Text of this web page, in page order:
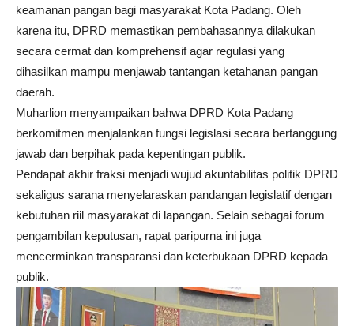
keamanan pangan bagi masyarakat Kota Padang. Oleh
karena itu, DPRD memastikan pembahasannya dilakukan
secara cermat dan komprehensif agar regulasi yang
dihasilkan mampu menjawab tantangan ketahanan pangan
daerah.
Muharlion menyampaikan bahwa DPRD Kota Padang
berkomitmen menjalankan fungsi legislasi secara bertanggung
jawab dan berpihak pada kepentingan publik.
Pendapat akhir fraksi menjadi wujud akuntabilitas politik DPRD
sekaligus sarana menyelaraskan pandangan legislatif dengan
kebutuhan riil masyarakat di lapangan. Selain sebagai forum
pengambilan keputusan, rapat paripurna ini juga
mencerminkan transparansi dan keterbukaan DPRD kepada
publik.